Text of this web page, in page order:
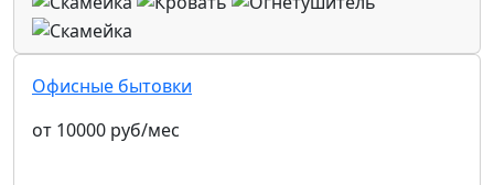
Офисные бытовки
от 10000 руб/мес